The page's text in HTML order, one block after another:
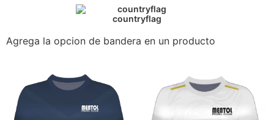
countryflag
Agrega la opcion de bandera en un producto